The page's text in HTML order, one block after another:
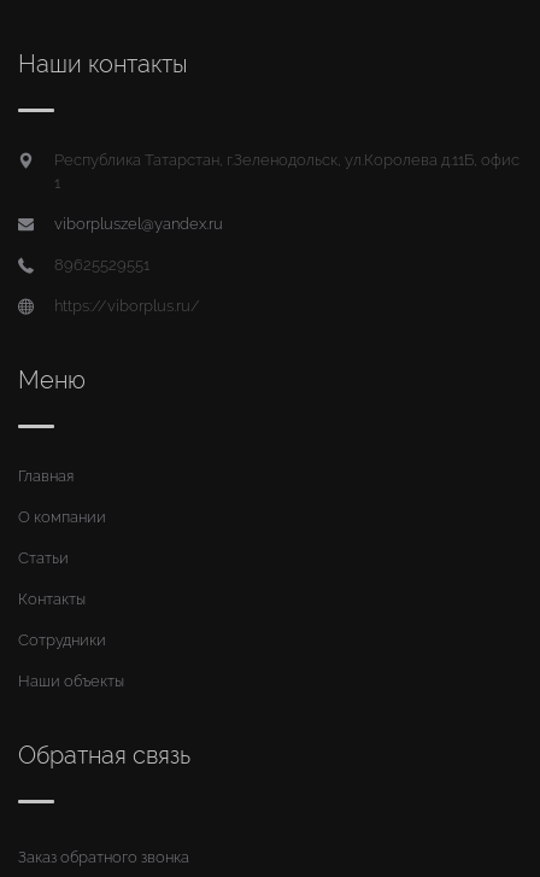
Наши контакты
Республика Татарстан, г.Зеленодольск, ул.Королева д.11Б, офис
1
viborpluszel@yandex.ru
89625529551
https://viborplus.ru/
Меню
Главная
О компании
Статьи
Контакты
Сотрудники
Наши объекты
Обратная связь
Заказ обратного звонка